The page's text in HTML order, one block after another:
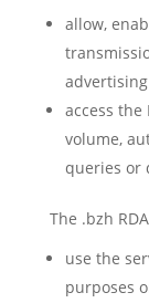
allow,
access
volume,
queries or
The .bzh
use the
purposes